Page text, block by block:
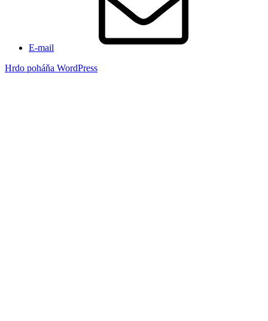
E-mail
Hrdo poháňa WordPress